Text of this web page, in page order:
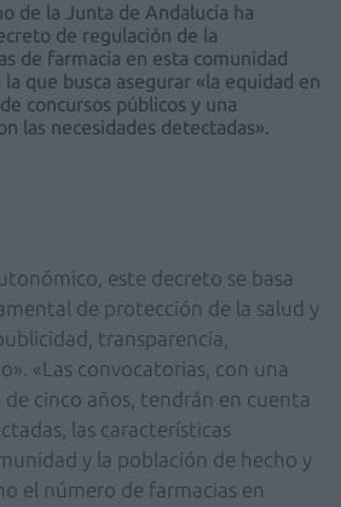
de la Junta de Andalucía ha
de regulación de la
de farmacia en esta comunidad
que busca asegurar «la equidad en
concursos públicos y una
las necesidades detectadas».
este decreto se basa
de protección de la salud y
transparencia,
«Las convocatorias, con una
cinco años, tendrán en cuenta
las características
y la población de hecho y
el número de farmacias en